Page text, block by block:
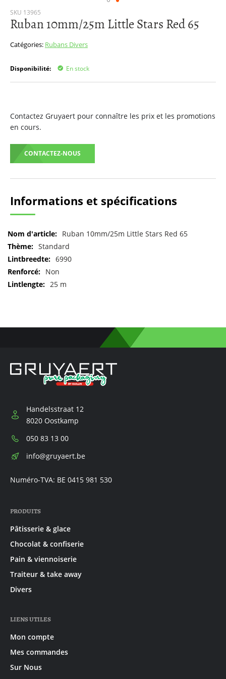
SKU 13965
Ruban 10mm/25m Little Stars Red 65
Catégories: Rubans Divers
Disponibilité: En stock
Contactez Gruyaert pour connaître les prix et les promotions
en cours.
CONTACTEZ-NOUS
Passer
au
de
d’images
Informations et spécifications
Pour
plus
Ruban 10mm/25m Little Stars Red 65
Standard
6990
Non
25 m
Handelsstraat 12
8020 Oostkamp
Téléphone:
050 83 13 00
E-
info@gruyaert.be
Numéro-TVA: BE 0415 981 530
PRODUITS
Pâtisserie & glace
Chocolat & confiserie
Pain & viennoiserie
Traiteur & take away
Divers
LIENS UTILES
Mon compte
Mes commandes
Sur Nous